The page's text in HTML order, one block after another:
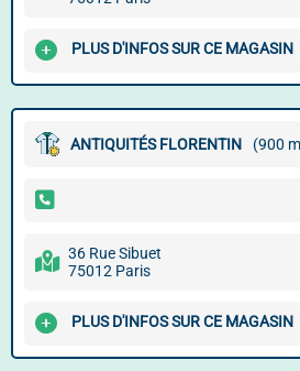
PLUS D'INFOS SUR CE MAGASIN
ANTIQUITÉS FLORENTIN (900
36 Rue Sibuet
75012 Paris
PLUS D'INFOS SUR CE MAGASIN